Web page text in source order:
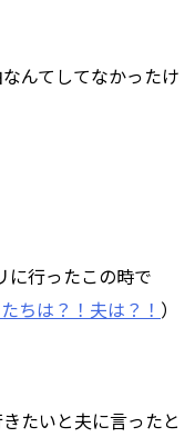
んてしてなかったけ
に行ったこの時で
ちは？！夫は？！ ）
たいと夫に言ったと